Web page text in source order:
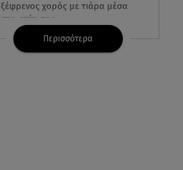
ξέφρενος χορός με τιάρα μέσα
στο σπίτι της
05.08.26 , 23:00
Περισσότερα